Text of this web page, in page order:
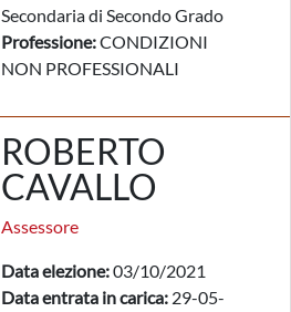
Secondaria di Secondo Grado
Professione:CONDIZIONI
NON PROFESSIONALI
ROBERTO
CAVALLO
Assessore
Data elezione:03/10/2021
Data entrata in carica: 29-05-